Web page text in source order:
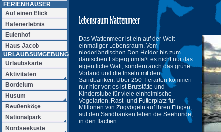
Das Wattenmeer ist ein auf der Welt
einmaliger Lebensraum. Vom
niederländischen Den Heider bis zum
dänischen Esbjerg umfaßt es nicht nur das
eigentliche Watt, sondern auch das grüne
Vorland und die Inseln mit den
Sandbänken. Über 250 Tierarten kommen
nur hier vor; es ist Brutstätte und
Kinderstube für viele einheimische
Vogelarten, Rast- und Futterplatz für
Millionen von Zugvögeln auf ihren Flügen,
auf den Sandbänken leben die Seehunde,
in den flachen
FERIENHÄUSER
Auf einen Blick
Hafenerlebnis
Eulenhof
Haus Jacob
URLAUBSUMGEBUNG
Urlaubskarte
Aktivitäten
Bordelum
Husum
Reußenköge
Nationalpark
Nordseeküste